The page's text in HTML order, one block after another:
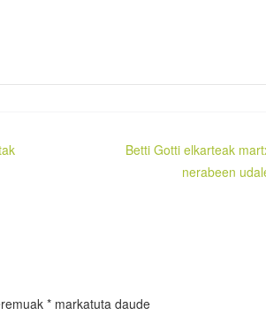
Betti Gotti elkarteak
nerabeen
* markatuta daude